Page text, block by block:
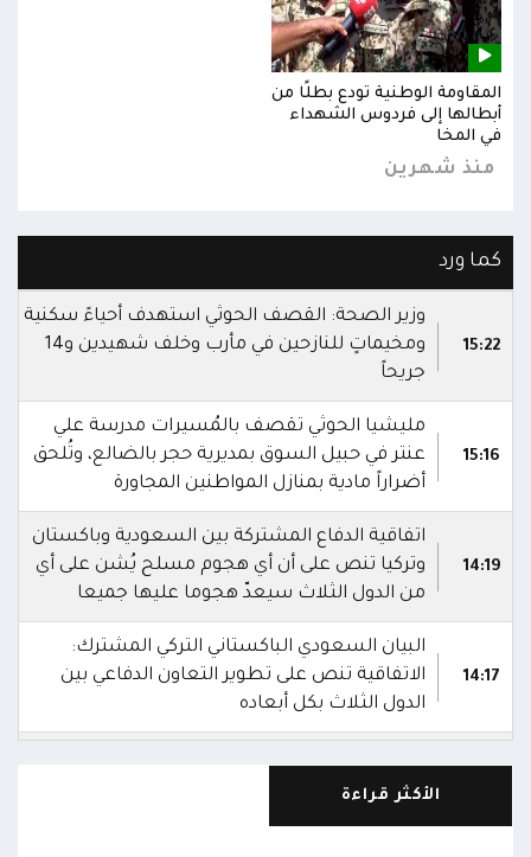
المقاومة الوطنية تودع بطلًا من
أبطالها إلى فردوس الشهداء
في المخا
منذ شهرين
كما ورد
15:22
وزير الصحة: القصف الحوثي استهدف أحياءً سكنية
ومخيماتٍ للنازحين في مأرب وخلف شهيدين و14
جريحاً
15:16
مليشيا الحوثي تقصف بالمُسيرات مدرسة علي
عنتر في حبيل السوق بمديرية حجر بالضالع، وتُلحق
أضراراً مادية بمنازل المواطنين المجاورة
14:19
اتفاقية الدفاع المشتركة بين السعودية وباكستان
وتركيا تنص على أن أي هجوم مسلح يُشن على أي
من الدول الثلاث سيعدّ هجوما عليها جميعا
14:17
البيان السعودي الباكستاني التركي المشترك:
الاتفاقية تنص على تطوير التعاون الدفاعي بين
الدول الثلاث بكل أبعاده
مشترك
الأكثر قراءة